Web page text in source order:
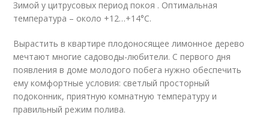
Зимой у цитрусовых период покоя . Оптимальная
температура – около +12…+14°C.
Вырастить в квартире плодоносящее лимонное дерево
мечтают многие садоводы-любители. С первого дня
появления в доме молодого побега нужно обеспечить
ему комфортные условия: светлый просторный
подоконник, приятную комнатную температуру и
правильный режим полива.